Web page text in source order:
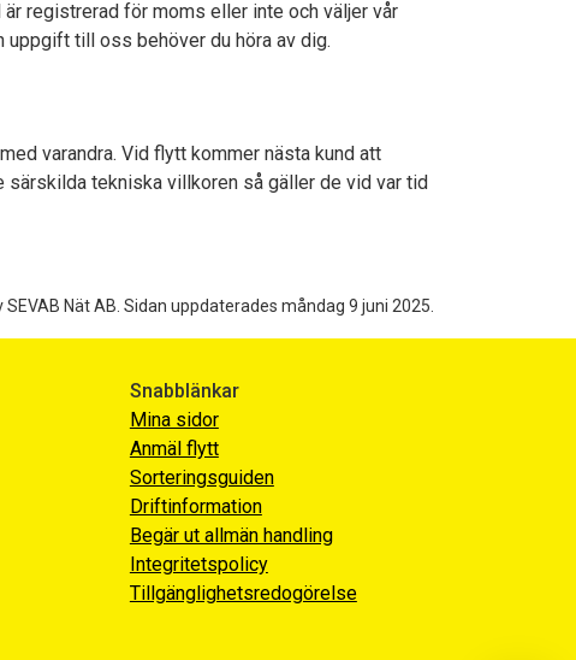
registrerad för moms eller inte och väljer vår
uppgift till oss behöver du höra av dig.
varandra. Vid flytt kommer nästa kund att
särskilda tekniska villkoren så gäller de vid var tid
Nät AB. Sidan uppdaterades måndag 9 juni 2025.
Snabblänkar
Mina sidor
Anmäl flytt
Sorteringsguiden
Driftinformation
Begär ut allmän handling
Integritetspolicy
Tillgänglighetsredogörelse